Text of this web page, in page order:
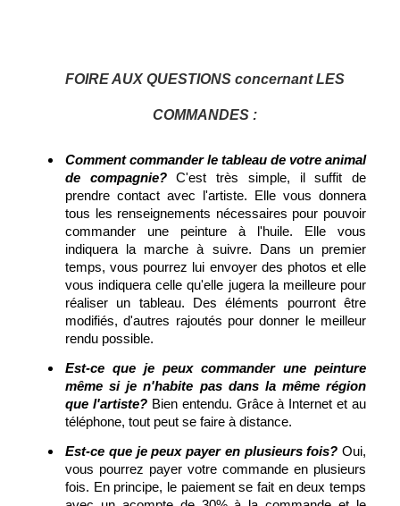
FOIRE AUX QUESTIONS concernant LES
COMMANDES :
Comment commander le tableau de votre animal
de compagnie?C'est très simple, il suffit de
prendre contact avec l'artiste. Elle vous donnera
tous les renseignements nécessaires pour pouvoir
commander une peinture à l'huile. Elle vous
indiquera la marche à suivre. Dans un premier
temps, vous pourrez lui envoyer des photos et elle
vous indiquera celle qu'elle jugera la meilleure pour
réaliser un tableau. Des éléments pourront être
modifiés, d'autres rajoutés pour donner le meilleur
rendu possible.
Est-ce que je peux commander une peinture
même si je n'habite pas dans la même région
que l'artiste?Bien entendu. Grâce à Internet et au
téléphone, tout peut se faire à distance.
Est-ce que je peux payer en plusieurs fois? Oui,
vous pourrez payer votre commande en plusieurs
fois. En principe, le paiement se fait en deux temps